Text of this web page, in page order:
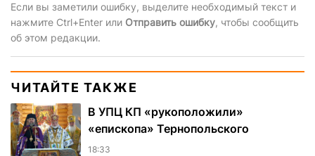
Если вы заметили ошибку, выделите необходимый текст и
нажмите Ctrl+Enter или Отправить ошибку, чтобы сообщить
об этом редакции.
ЧИТАЙТЕ ТАКЖЕ
В УПЦ КП «рукоположили»
«епископа» Тернопольского
18:33